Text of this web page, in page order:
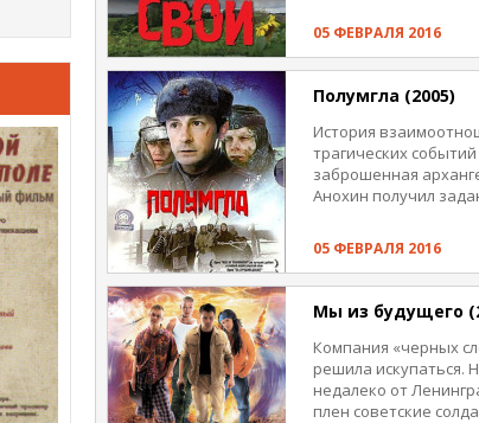
же отец Дмитрия). А
конкурент —
ему. Тогда полицай
этого допустить,
безопасность —
свой, а кто чужой.
05 ФЕВРАЛЯ 2016
Полумгла (2005)
История
трагических
заброшенная
Анохин получил
военнопленных, чье
жителей
ознаменовался
персонажей,
молодого
«очернении заслуг
05 ФЕВРАЛЯ 2016
Мы из будущего
Компания «черных
решила искупаться.
недалеко от
плен советские